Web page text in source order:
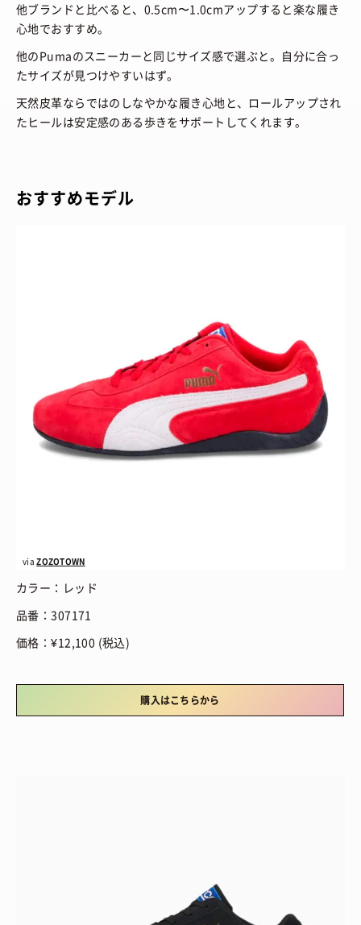
他ブランドと比べると、0.5cm〜1.0cmアップすると楽な履き
心地でおすすめ。
他のPumaのスニーカーと同じサイズ感で選ぶと。自分に合っ
たサイズが見つけやすいはず。
天然皮革ならではのしなやかな履き心地と、ロールアップされ
たヒールは安定感のある歩きをサポートしてくれます。
おすすめモデル
viaZOZOTOWN
カラー：レッド
品番：307171
価格：¥12,100 (税込)
購入はこちらから